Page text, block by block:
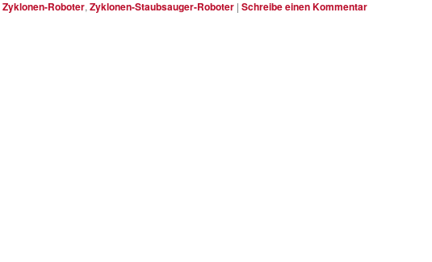
Zyklonen-Roboter, Zyklonen-Staubsauger-Roboter | Schreibe einen Kommentar